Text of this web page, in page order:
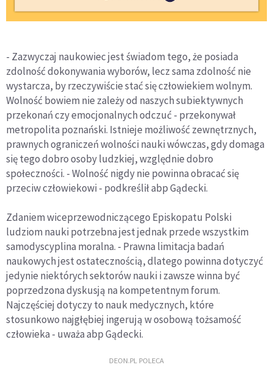
- Zazwyczaj naukowiec jest świadom tego, że posiada
zdolność dokonywania wyborów, lecz sama zdolność nie
wystarcza, by rzeczywiście stać się człowiekiem wolnym.
Wolność bowiem nie zależy od naszych subiektywnych
przekonań czy emocjonalnych odczuć - przekonywał
metropolita poznański. Istnieje możliwość zewnętrznych,
prawnych ograniczeń wolności nauki wówczas, gdy domaga
się tego dobro osoby ludzkiej, względnie dobro
społeczności. - Wolność nigdy nie powinna obracać się
przeciw człowiekowi - podkreślił abp Gądecki.
Zdaniem wiceprzewodniczącego Episkopatu Polski
ludziom nauki potrzebna jest jednak przede wszystkim
samodyscyplina moralna. - Prawna limitacja badań
naukowych jest ostatecznością, dlatego powinna dotyczyć
jedynie niektórych sektorów nauki i zawsze winna być
poprzedzona dyskusją na kompetentnym forum.
Najczęściej dotyczy to nauk medycznych, które
stosunkowo najgłębiej ingerują w osobową tożsamość
człowieka - uważa abp Gądecki.
DEON.PL POLECA